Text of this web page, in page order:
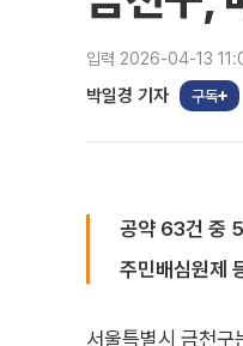
입력 2026-04-13
박일경 기자 구독
공약 63건 중
주민배심원제
서울특별시 금천구